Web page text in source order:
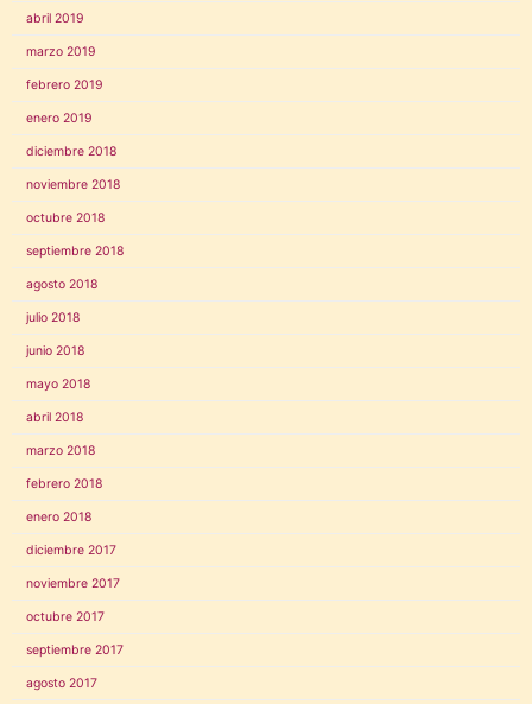
abril 2019
marzo 2019
febrero 2019
enero 2019
diciembre 2018
noviembre 2018
octubre 2018
septiembre 2018
agosto 2018
julio 2018
junio 2018
mayo 2018
abril 2018
marzo 2018
febrero 2018
enero 2018
diciembre 2017
noviembre 2017
octubre 2017
septiembre 2017
agosto 2017